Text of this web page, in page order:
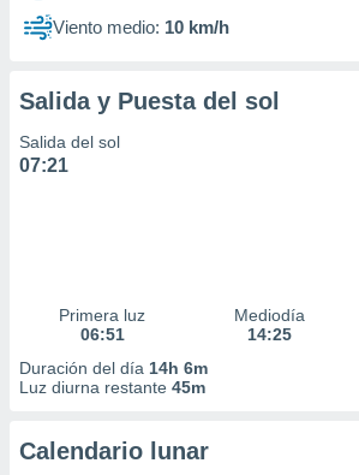
Viento medio: 10 km/h
Salida y Puesta del sol
Salida del sol
07:21
Primera luz
06:51
Mediodía
14:25
Duración del día 14h 6m
Luz diurna restante 45m
Calendario lunar